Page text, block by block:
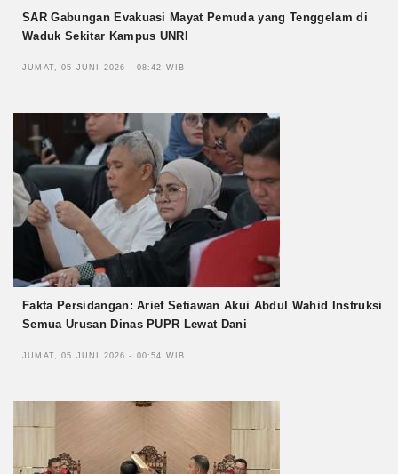
SAR Gabungan Evakuasi Mayat Pemuda yang Tenggelam di
Waduk Sekitar Kampus UNRI
JUMAT, 05 JUNI 2026 - 08:42 WIB
Fakta Persidangan: Arief Setiawan Akui Abdul Wahid Instruksi
Semua Urusan Dinas PUPR Lewat Dani
JUMAT, 05 JUNI 2026 - 00:54 WIB